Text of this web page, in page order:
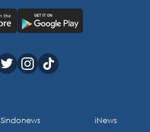
Sindonews
iNews